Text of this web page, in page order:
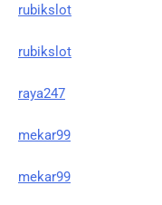
rubikslot
rubikslot
raya247
mekar99
mekar99